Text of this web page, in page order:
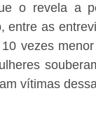
o revela a
entre as
vezes
vítimas